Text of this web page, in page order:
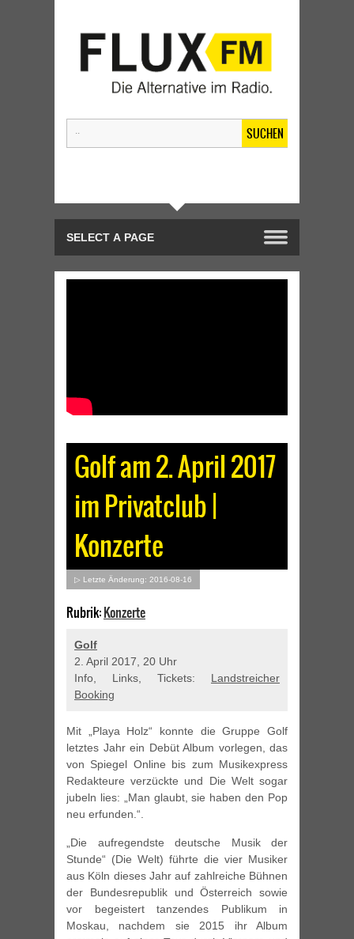
SUCHEN
Golf am 2. April 2017
im Privatclub |
Konzerte
▷ Letzte Änderung: 2016-08-16
Rubrik:Konzerte
Golf
2. April 2017, 20 Uhr
Info, Links, Tickets: Landstreicher
Booking
Mit „Playa Holz“ konnte die Gruppe Golf
letztes Jahr ein Debüt Album vorlegen, das
von Spiegel Online bis zum Musikexpress
Redakteure verzückte und Die Welt sogar
jubeln lies: „Man glaubt, sie haben den Pop
neu erfunden.“.
„Die aufregendste deutsche Musik der
Stunde“ (Die Welt) führte die vier Musiker
aus Köln dieses Jahr auf zahlreiche Bühnen
der Bundesrepublik und Österreich sowie
vor begeistert tanzendes Publikum in
Moskau, nachdem sie 2015 ihr Album